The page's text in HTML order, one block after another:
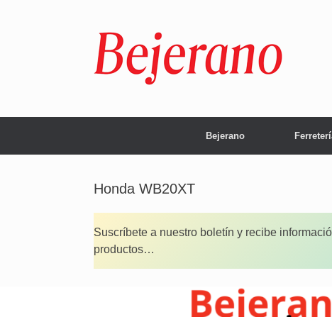
Bejerano
Honda WB20XT
Suscríbete a nuestro boletín y recibe
productos…